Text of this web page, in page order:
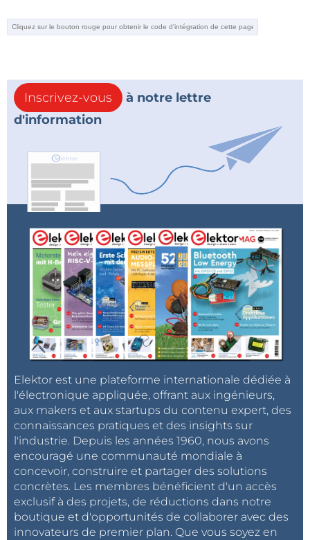
Giovanni Becattini travaille sur une autre publication
imprimée pour Elektor (à paraître au dernier
trimestre 2024). Son nouveau
est un guide complet pour la restauration
des oscilloscopes Tek, comprenant des descriptions
détaillées, des suggestions pratiques, des notes
techniques, des photos et des diagrammes.
Inscrivez-vous
à notre lettre
d'information
Elektor est une plateforme internationale dédiée à
l'électronique appliquée, offrant aux ingénieurs,
aux makers et aux startups du contenu expert, des
connaissances pratiques et des insights sur
l'industrie. Depuis les années 1960, nous avons
encouragé une communauté mondiale à
concevoir, construire et partager des solutions
concrètes. Les membres bénéficient d'un accès
exclusif à des projets, de réductions dans notre
boutique et d'opportunités de collaborer avec des
innovateurs de premier plan. Que vous soyez en